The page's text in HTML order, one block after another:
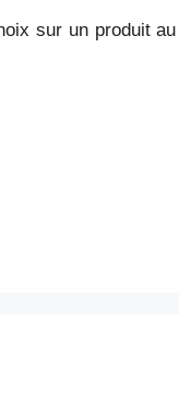
sur un produit